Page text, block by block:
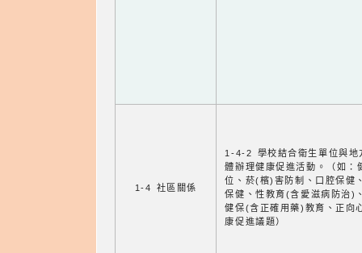
1-4 社區關係
1-4-2 學校結合衛生單位與地
體辦理健康促進活動。（如：
位、菸(檳)害防制、口腔保健
保健、性教育(含愛滋病防治)
健保(含正確用藥)教育、正向
康促進議題）